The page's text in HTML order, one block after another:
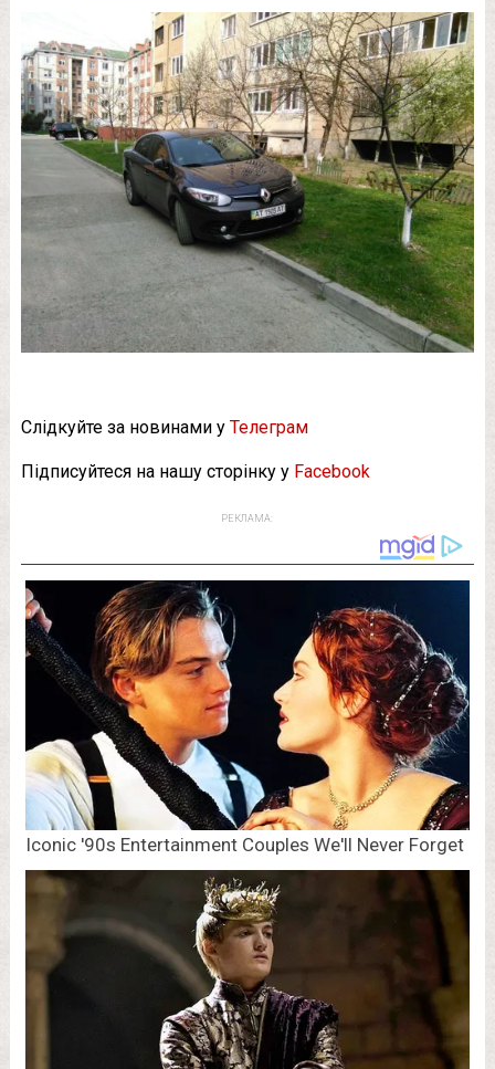
Слідкуйте за новинами у Телеграм
Підписуйтеся на нашу сторінку у Facebook
РЕКЛАМА: